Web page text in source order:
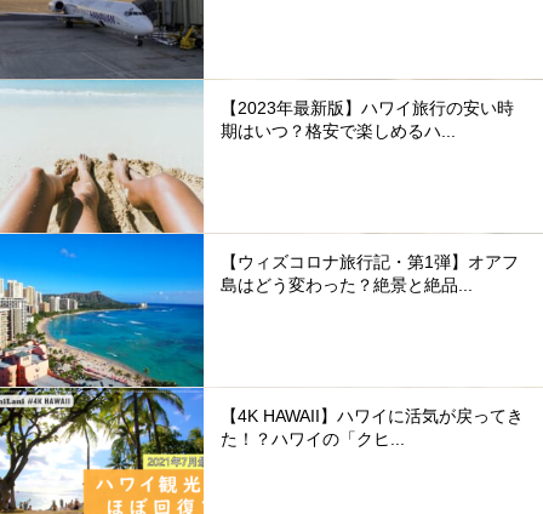
【2023年最新版】ハワイ旅行の安い時
期はいつ？格安で楽しめるハ...
【ウィズコロナ旅行記・第1弾】オアフ
島はどう変わった？絶景と絶品...
【4K HAWAII】ハワイに活気が戻ってき
た！？ハワイの「クヒ...